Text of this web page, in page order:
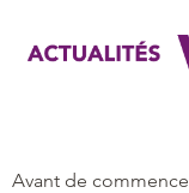
Avant de